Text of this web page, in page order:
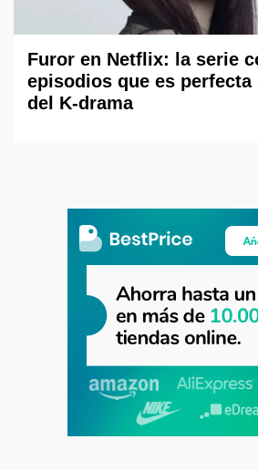
Furor en Netflix: la serie
episodios que es perfecta
del K-drama